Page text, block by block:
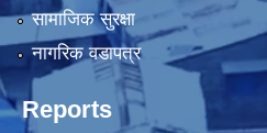
सामाजिक सुरक्षा
नागरिक वडापत्र
Reports